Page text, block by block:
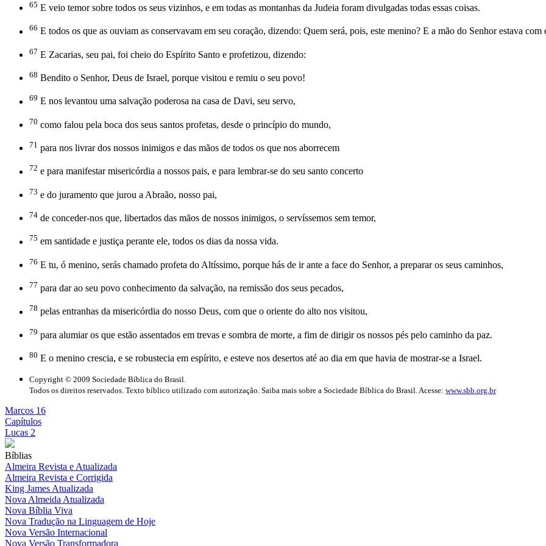
65 E veio temor sobre todos os seus vizinhos, e em todas as montanhas da Judeia foram divulgadas todas essas coisas.
66 E todos os que as ouviam as conservavam em seu coração, dizendo: Quem será, pois, este menino? E a mão do Senhor estava com
67 E Zacarias, seu pai, foi cheio do Espírito Santo e profetizou, dizendo:
68 Bendito o Senhor, Deus de Israel, porque visitou e remiu o seu povo!
69 E nos levantou uma salvação poderosa na casa de Davi, seu servo,
70 como falou pela boca dos seus santos profetas, desde o princípio do mundo,
71 para nos livrar dos nossos inimigos e das mãos de todos os que nos aborrecem
72 e para manifestar misericórdia a nossos pais, e para lembrar-se do seu santo concerto
73 e do juramento que jurou a Abraão, nosso pai,
74 de conceder-nos que, libertados das mãos de nossos inimigos, o servíssemos sem temor,
75 em santidade e justiça perante ele, todos os dias da nossa vida.
76 E tu, ó menino, serás chamado profeta do Altíssimo, porque hás de ir ante a face do Senhor, a preparar os seus caminhos,
77 para dar ao seu povo conhecimento da salvação, na remissão dos seus pecados,
78 pelas entranhas da misericórdia do nosso Deus, com que o oriente do alto nos visitou,
79 para alumiar os que estão assentados em trevas e sombra de morte, a fim de dirigir os nossos pés pelo caminho da paz.
80 E o menino crescia, e se robustecia em espírito, e esteve nos desertos até ao dia em que havia de mostrar-se a Israel.
Copyright © 2009 Sociedade Bíblica do Brasil.
Todos os direitos reservados. Texto bíblico utilizado com autorização. Saiba mais sobre a Sociedade Bíblica do Brasil. Acesse: www.sbb.org.br
Marcos 16
Capítulos
Lucas 2
Bíblias
Almeira Revista e Atualizada
Almeira Revista e Corrigida
King James Atualizada
Nova Almeida Atualizada
Nova Bíblia Viva
Nova Tradução na Linguagem de Hoje
Nova Versão Internacional
Nova Versão Transformadora